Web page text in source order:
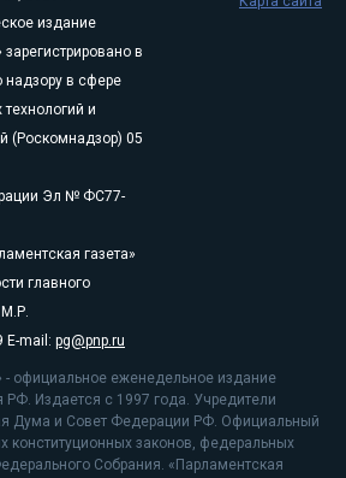
издание
в
в сфере
и
(Роскомнадзор) 05
Эл № ФС77-
газета»
главного
E-mail: pg@pnp.ru
- официальное еженедельное издание
РФ. Издается с 1997 года. Учредители
Дума и Совет Федерации РФ. Официальный
конституционных законов, федеральных
Собрания. «Парламентская